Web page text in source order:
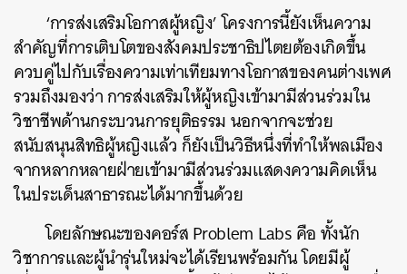
‘การส่งเสริมโอกาสผู้หญิง’ โครงการนี้ยังเห็นความ
สำคัญที่การเติบโตของสังคมประชาธิปไตยต้องเกิดขึ้น
ควบคู่ไปกับเรื่องความเท่าเทียมทางโอกาสของคนต่างเพศ
รวมถึงมองว่า การส่งเสริมให้ผู้หญิงเข้ามามีส่วนร่วมใน
วิชาชีพด้านกระบวนการยุติธรรม นอกจากจะช่วย
สนับสนุนสิทธิผู้หญิงแล้ว ก็ยังเป็นวิธีหนึ่งที่ทำให้พลเมือง
จากหลากหลายฝ่ายเข้ามามีส่วนร่วมแสดงความคิดเห็น
ในประเด็นสาธารณะได้มากขึ้นด้วย
โดยลักษณะของคอร์ส Problem Labs คือ ทั้งนัก
วิชาการและผู้นำรุ่นใหม่จะได้เรียนพร้อมกัน โดยมีผู้